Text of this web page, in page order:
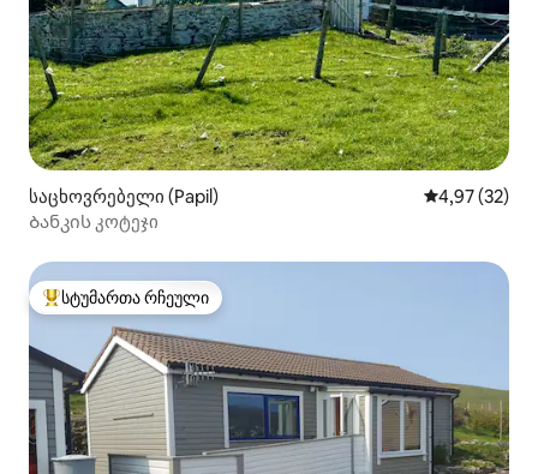
საცხოვრებელი (Papil) საშუალო
4,97 (32)
Ბანკის კოტეჯი
სტუმართა რჩეული მოწინავე ვარიანტი
სტუმართა რჩეული